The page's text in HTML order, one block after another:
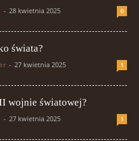
- 28 kwietnia 2025 0
świata?
- 27 kwietnia 2025 1
wojnie światowej?
- 27 kwietnia 2025 1